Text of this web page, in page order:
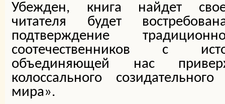
Убежден, книга найдет
читателя будет
подтверждение
соотечественников с
объединяющей нас
колоссального
мира».